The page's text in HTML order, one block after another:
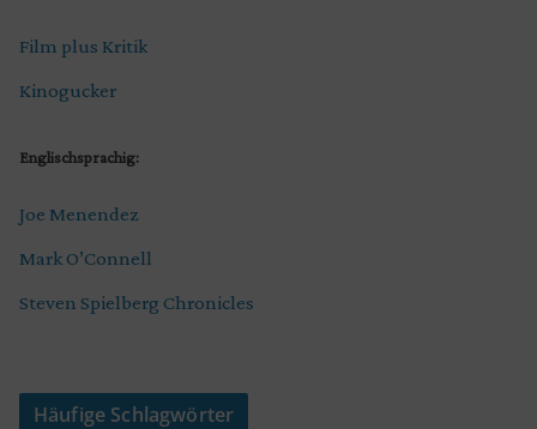
Film plus Kritik
Kinogucker
Englischsprachig:
Joe Menendez
Mark O’Connell
Steven Spielberg Chronicles
Häufige Schlagwörter